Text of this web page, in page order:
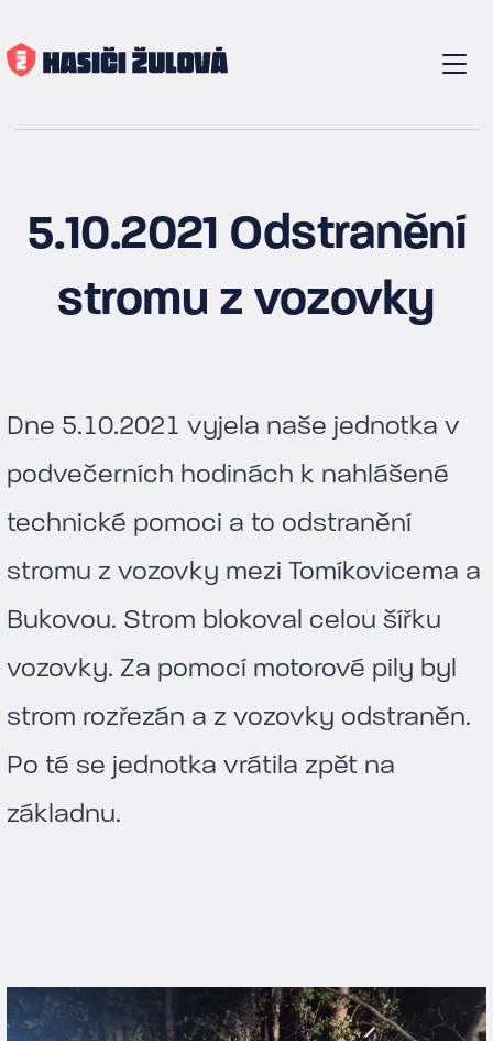
5.10.2021 Odstranění
stromu z vozovky
Dne 5.10.2021 vyjela naše jednotka v
podvečerních hodinách k nahlášené
technické pomoci a to odstranění
stromu z vozovky mezi Tomíkovicema a
Bukovou. Strom blokoval celou šířku
vozovky. Za pomocí motorové pily byl
strom rozřezán a z vozovky odstraněn.
Po té se jednotka vrátila zpět na
základnu.